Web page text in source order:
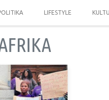
LIFESTYLE